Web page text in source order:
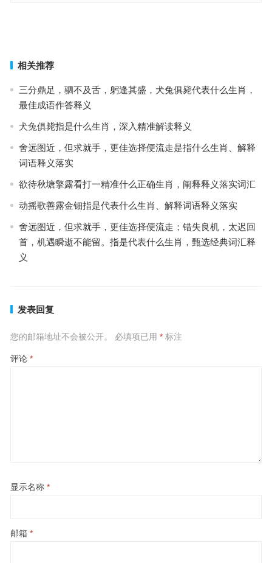
相关推荐
三分鼎足，驷不及舌，躬逢其盛，犬兔俱毙代表什么生肖，
最佳成语作答释义
犬兔俱毙指是什么生肖，深入精准解读释义
舍远图近，但求就手，更佳选择便流走是指什么生肖、解释
词语释义落实
欲待秋塘擎露看打一精准什么正确生肖，阐释释义落实词汇
动摇歌善露金钿指是代表什么生肖、解释词语释义落实
舍远图近，但求就手，更佳选择便流走；错失良机，太迟回
首，机遇瞬逝不能留。指是代表什么生肖，甄选经典词汇释
义
发表回复
您的邮箱地址不会被公开。 必填项已用 *标注
评论 *
显示名称 *
邮箱 *